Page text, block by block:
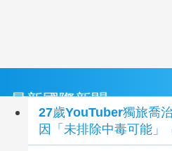
最新國際新聞
27歲YouTuber獨旅喬
因「未排除中毒可能」